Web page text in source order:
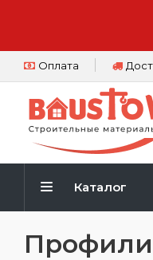
Оплата
Каталог